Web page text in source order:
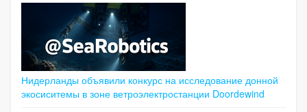
Нидерланды объявили конкурс на исследование донной
экосиситемы в зоне ветроэлектростанции Doordewind